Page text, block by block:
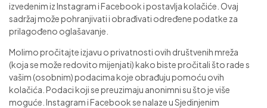
izvedenim iz Instagram i Facebook i postavlja kolačiće. Ovaj
sadržaj može pohranjivati i obrađivati određene podatke za
prilagođeno oglašavanje.
Molimo pročitajte izjavu o privatnosti ovih društvenih mreža
(koja se može redovito mijenjati) kako biste pročitali što rade s
vašim (osobnim) podacima koje obrađuju pomoću ovih
kolačića. Podaci koji se preuzimaju anonimni su što je više
moguće. Instagram i Facebook se nalaze u Sjedinjenim